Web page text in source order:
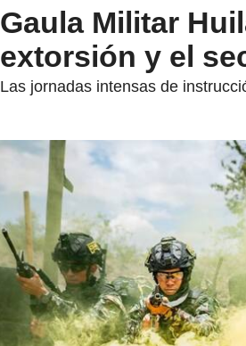
Gaula Militar
extorsión y el
Las jornadas intensas de